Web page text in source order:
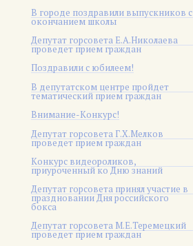
В городе поздравили выпускников с
окончанием школы
Депутат горсовета Е.А.Николаева
проведет прием граждан
Поздравили с юбилеем!
В депутатском центре пройдет
тематический прием граждан
Внимание-Конкурс!
Депутат горсовета Г.Х.Мелков
проведет прием граждан
Конкурс видеороликов,
приуроченный ко Дню знаний
Депутат горсовета принял участие в
праздновании Дня российского
бокса
Депутат горсовета М.Е.Теремецкий
проведет прием граждан